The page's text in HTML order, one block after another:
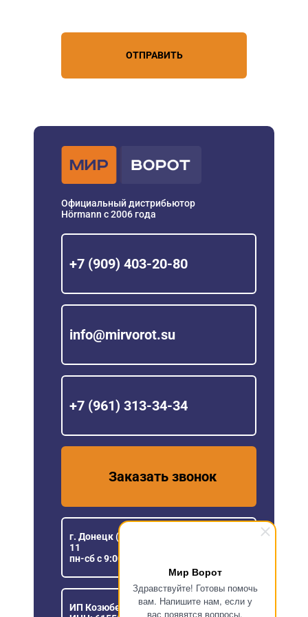
Мир Ворот
Здравствуйте! Готовы помочь
вам. Напишите нам, если у
вас появятся вопросы.
ОТПРАВИТЬ
Официальный дистрибьютор
Hörmann с 2006 года
+7 (909) 403-20-80
info@mirvorot.su
+7 (961) 313-34-34
Заказать звонок
г. Донецк (ДНР), ул Розы Люксембург,
11
пн-сб с 9:00 до 18:00
ИП Козюберда Денис Александрович